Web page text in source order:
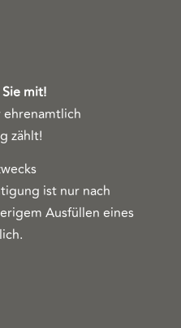
mit!
zählt!
ist nur nach
Ausfüllen eines